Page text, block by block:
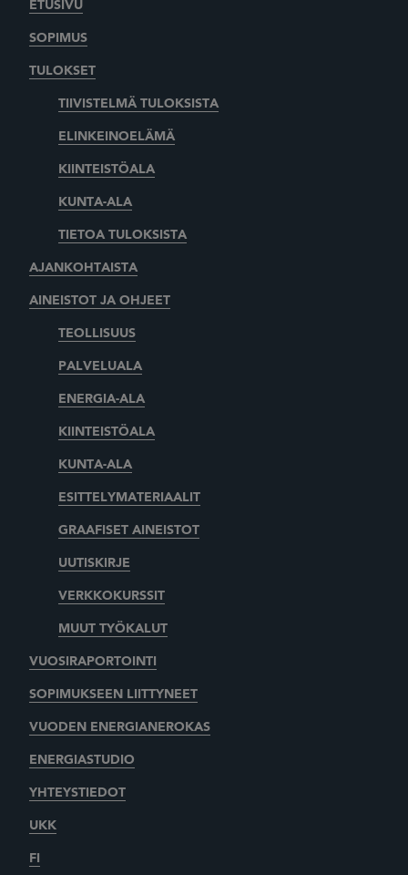
ETUSIVU
SOPIMUS
TULOKSET
TIIVISTELMÄ TULOKSISTA
ELINKEINOELÄMÄ
KIINTEISTÖALA
KUNTA-ALA
TIETOA TULOKSISTA
AJANKOHTAISTA
AINEISTOT JA OHJEET
TEOLLISUUS
PALVELUALA
ENERGIA-ALA
KIINTEISTÖALA
KUNTA-ALA
ESITTELYMATERIAALIT
GRAAFISET AINEISTOT
UUTISKIRJE
VERKKOKURSSIT
MUUT TYÖKALUT
VUOSIRAPORTOINTI
SOPIMUKSEEN LIITTYNEET
VUODEN ENERGIANEROKAS
ENERGIASTUDIO
YHTEYSTIEDOT
UKK
FI